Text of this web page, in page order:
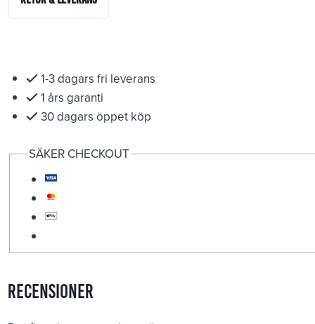
1-3 dagars fri leverans
1 års garanti
30 dagars öppet köp
SÄKER CHECKOUT
Recensioner